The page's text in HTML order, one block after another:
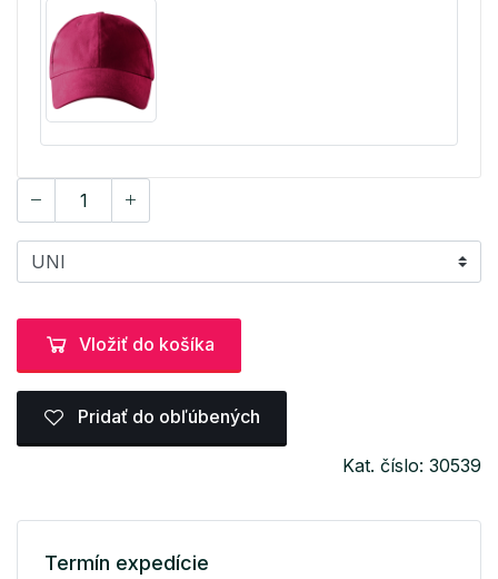
Vložiť do košíka
Pridať do obľúbených
Kat. číslo: 30539
Termín expedície